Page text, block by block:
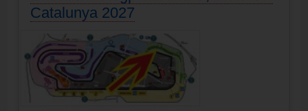
Catalunya 2027